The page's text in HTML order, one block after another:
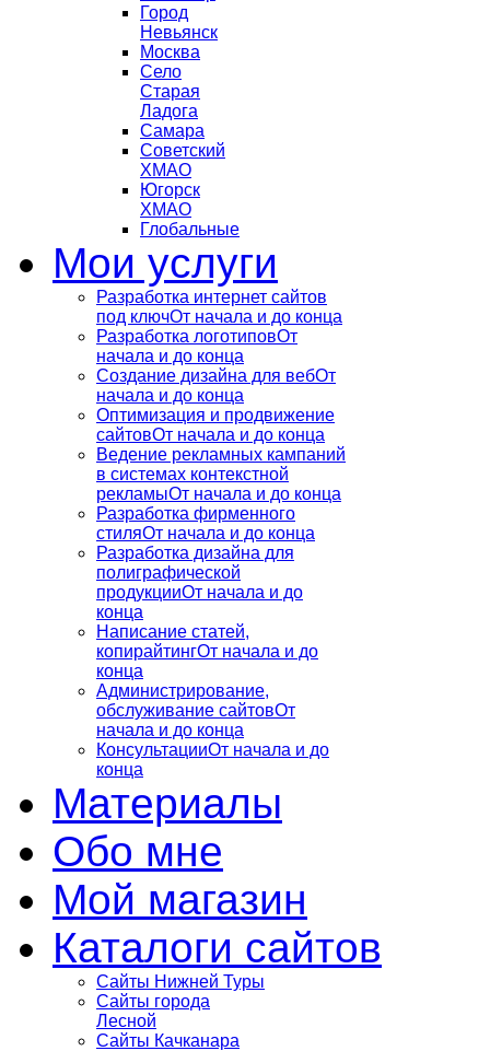
Город
Невьянск
Москва
Село
Старая
Ладога
Самара
Советский
ХМАО
Югорск
ХМАО
Глобальные
Мои услуги
Разработка интернет сайтов
под ключОт начала и до конца
Разработка логотиповОт
начала и до конца
Создание дизайна для вебОт
начала и до конца
Оптимизация и продвижение
сайтовОт начала и до конца
Ведение рекламных кампаний
в системах контекстной
рекламыОт начала и до конца
Разработка фирменного
стиляОт начала и до конца
Разработка дизайна для
полиграфической
продукцииОт начала и до
конца
Написание статей,
копирайтингОт начала и до
конца
Администрирование,
обслуживание сайтовОт
начала и до конца
КонсультацииОт начала и до
конца
Материалы
Обо мне
Мой магазин
Каталоги сайтов
Сайты Нижней Туры
Сайты города
Лесной
Сайты Качканара